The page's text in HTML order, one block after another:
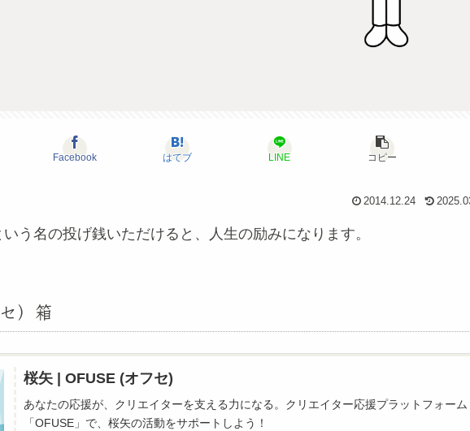
Facebook はてブ LINE コピー
2014.12.24
う名の投げ銭いただけると、人生の励みになります。
）箱
桜矢 | OFUSE (オフセ)
あなたの応援が、クリエイターを支える力になる。クリエイター応援プラットフォーム
「OFUSE」で、桜矢の活動をサポートしよう！